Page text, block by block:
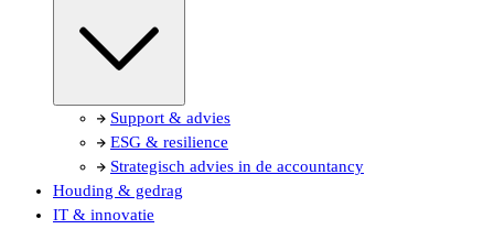
Support & advies
ESG & resilience
Strategisch advies in de accountancy
Houding & gedrag
IT & innovatie